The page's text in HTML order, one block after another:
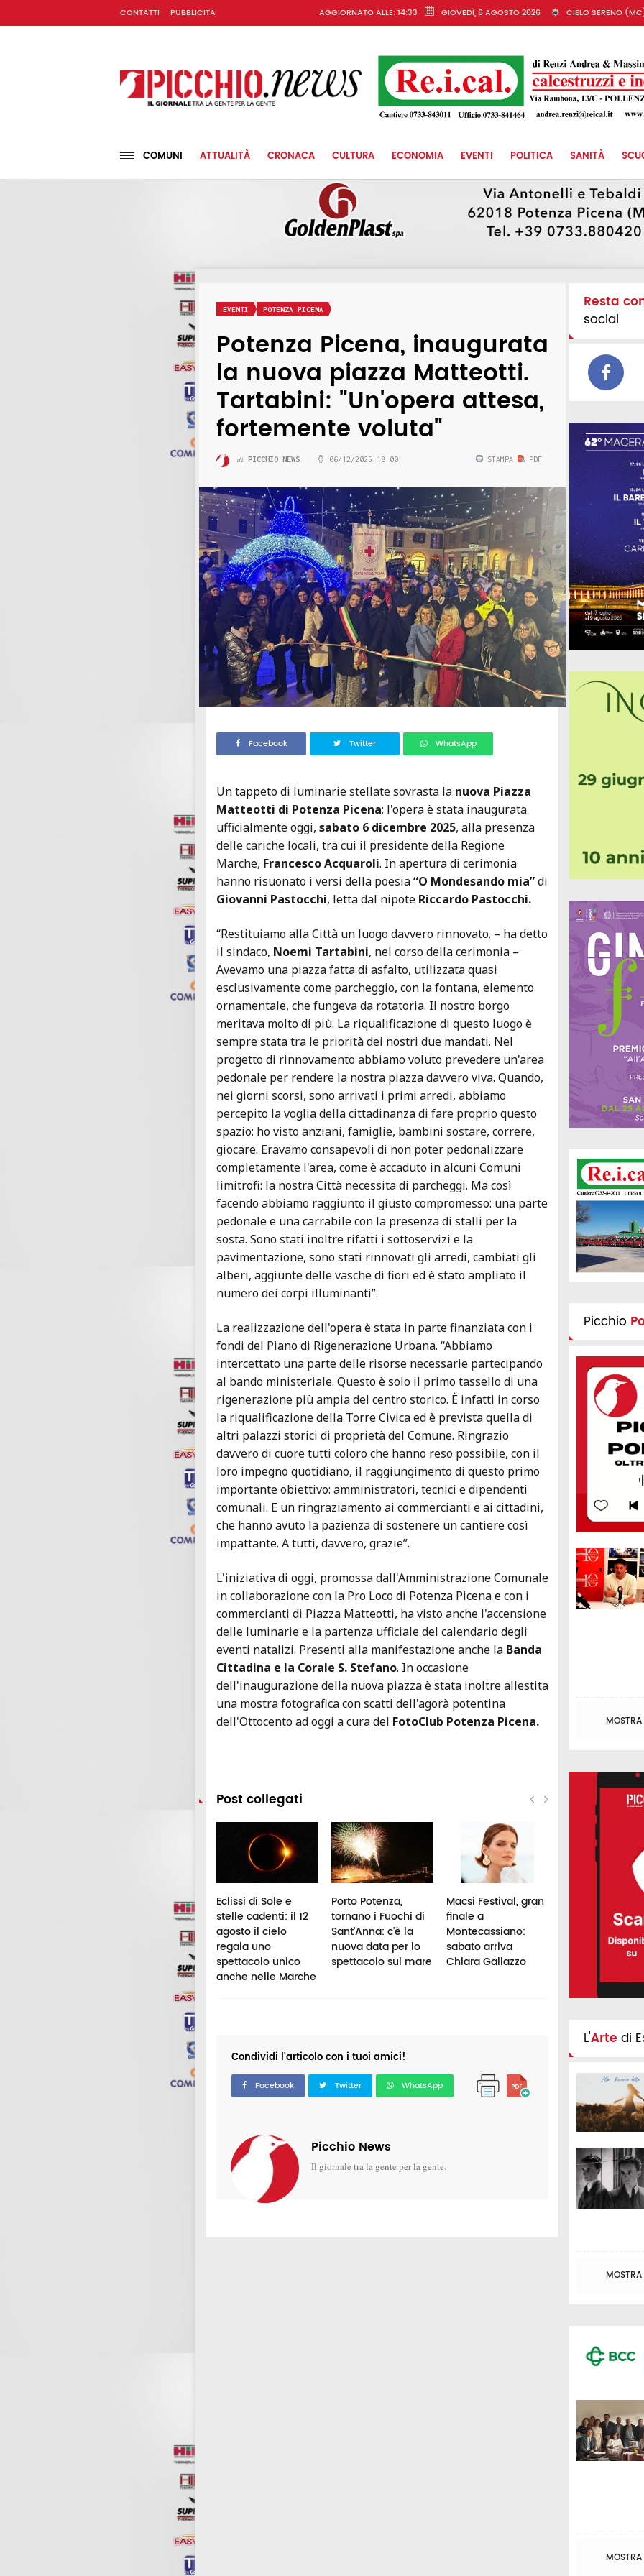
CONTATTI PUBBLICITÀ AGGIORNATO ALLE: 14:33 GIOVEDÌ, 6 AGOSTO 2026 CIELO SERENO
COMUNI ATTUALITÀ CRONACA CULTURA ECONOMIA EVENTI POLITICA SANITÀ
EVENTI POTENZA PICENA
Potenza Picena, inaugurata
la nuova piazza Matteotti.
Tartabini: "Un'opera attesa,
fortemente voluta"
di PICCHIO NEWS 06/12/2025 18:00 STAMPA PDF
Facebook Twitter WhatsApp
Un tappeto di luminarie stellate sovrasta la nuova Piazza
Matteotti di Potenza Picena: l'opera è stata inaugurata
ufficialmente oggi, sabato 6 dicembre 2025, alla presenza
delle cariche locali, tra cui il presidente della Regione
Marche, Francesco Acquaroli. In apertura di cerimonia
hanno risuonato i versi della poesia“O Mondesando mia”di
Giovanni Pastocchi, letta dal nipote Riccardo Pastocchi.
“Restituiamo alla Città un luogo davvero rinnovato. – ha detto
il sindaco, Noemi Tartabini, nel corso della cerimonia –
Avevamo una piazza fatta di asfalto, utilizzata quasi
esclusivamente come parcheggio, con la fontana, elemento
ornamentale, che fungeva da rotatoria. Il nostro borgo
meritava molto di più. La riqualificazione di questo luogo è
sempre stata tra le priorità dei nostri due mandati. Nel
progetto di rinnovamento abbiamo voluto prevedere un'area
pedonale per rendere la nostra piazza davvero viva. Quando,
nei giorni scorsi, sono arrivati i primi arredi, abbiamo
percepito la voglia della cittadinanza di fare proprio questo
spazio: ho visto anziani, famiglie, bambini sostare, correre,
giocare. Eravamo consapevoli di non poter pedonalizzare
completamente l'area, come è accaduto in alcuni Comuni
limitrofi: la nostra Città necessita di parcheggi. Ma così
facendo abbiamo raggiunto il giusto compromesso: una parte
pedonale e una carrabile con la presenza di stalli per la
sosta. Sono stati inoltre rifatti i sottoservizi e la
pavimentazione, sono stati rinnovati gli arredi, cambiati gli
alberi, aggiunte delle vasche di fiori ed è stato ampliato il
numero dei corpi illuminanti”.
La realizzazione dell'opera è stata in parte finanziata con i
fondi del Piano di Rigenerazione Urbana. “Abbiamo
intercettato una parte delle risorse necessarie partecipando
al bando ministeriale. Questo è solo il primo tassello di una
rigenerazione più ampia del centro storico. È infatti in corso
la riqualificazione della Torre Civica ed è prevista quella di
altri palazzi storici di proprietà del Comune. Ringrazio
davvero di cuore tutti coloro che hanno reso possibile, con il
loro impegno quotidiano, il raggiungimento di questo primo
importante obiettivo: amministratori, tecnici e dipendenti
comunali. E un ringraziamento ai commercianti e ai cittadini,
che hanno avuto la pazienza di sostenere un cantiere così
impattante. A tutti, davvero, grazie”.
L'iniziativa di oggi, promossa dall'Amministrazione Comunale
in collaborazione con la Pro Loco di Potenza Picena e con i
commercianti di Piazza Matteotti, ha visto anche l'accensione
delle luminarie e la partenza ufficiale del calendario degli
eventi natalizi. Presenti alla manifestazione anche la Banda
Cittadina e la Corale S. Stefano. In occasione
dell'inaugurazione della nuova piazza è stata inoltre allestita
una mostra fotografica con scatti dell'agorà potentina
dell'Ottocento ad oggi a cura del FotoClub Potenza Picena.
Post collegati
Sferisterio Live+,
undici grandi eventi
a Macerata: da Il
Morandi, ecco il
Eclissi di Sole e
stelle cadenti: il 12
agosto il cielo
regala uno
spettacolo unico
anche nelle Marche
Porto Potenza,
tornano i Fuochi di
Sant'Anna: c'è la
nuova data per lo
spettacolo sul mare
Macsi Festival, gran
finale a
Montecassiano:
sabato arriva
Chiara Galiazzo
Urbisaglia,
1944" arriva
all'Anfiteatro
protagonista
Condividi l'articolo con i tuoi amici!
Facebook Twitter WhatsApp
Picchio News
Il giornale tra la gente per la gente.
Resta
social
Picchio
L'Arte di